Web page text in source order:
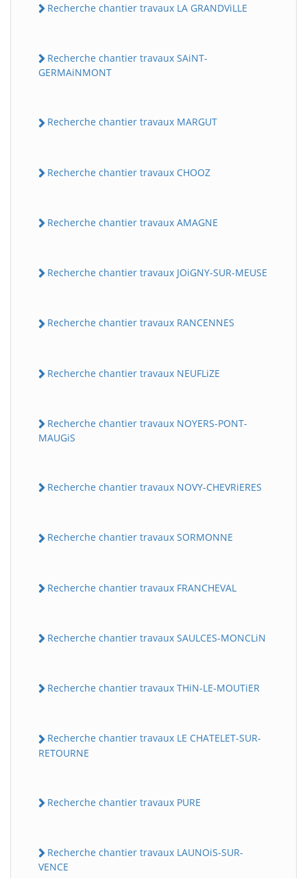
Recherche chantier travaux LA GRANDViLLE
Recherche chantier travaux SAiNT-
GERMAiNMONT
Recherche chantier travaux MARGUT
Recherche chantier travaux CHOOZ
Recherche chantier travaux AMAGNE
Recherche chantier travaux JOiGNY-SUR-MEUSE
Recherche chantier travaux RANCENNES
Recherche chantier travaux NEUFLiZE
Recherche chantier travaux NOYERS-PONT-
MAUGiS
Recherche chantier travaux NOVY-CHEVRiERES
Recherche chantier travaux SORMONNE
Recherche chantier travaux FRANCHEVAL
Recherche chantier travaux SAULCES-MONCLiN
Recherche chantier travaux THiN-LE-MOUTiER
Recherche chantier travaux LE CHATELET-SUR-
RETOURNE
Recherche chantier travaux PURE
Recherche chantier travaux LAUNOiS-SUR-
VENCE